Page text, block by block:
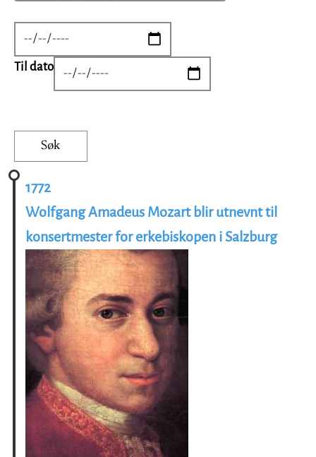
DATE
Til dato DATE
1772
Wolfgang Amadeus Mozart blir utnevnt til
konsertmester for erkebiskopen i Salzburg